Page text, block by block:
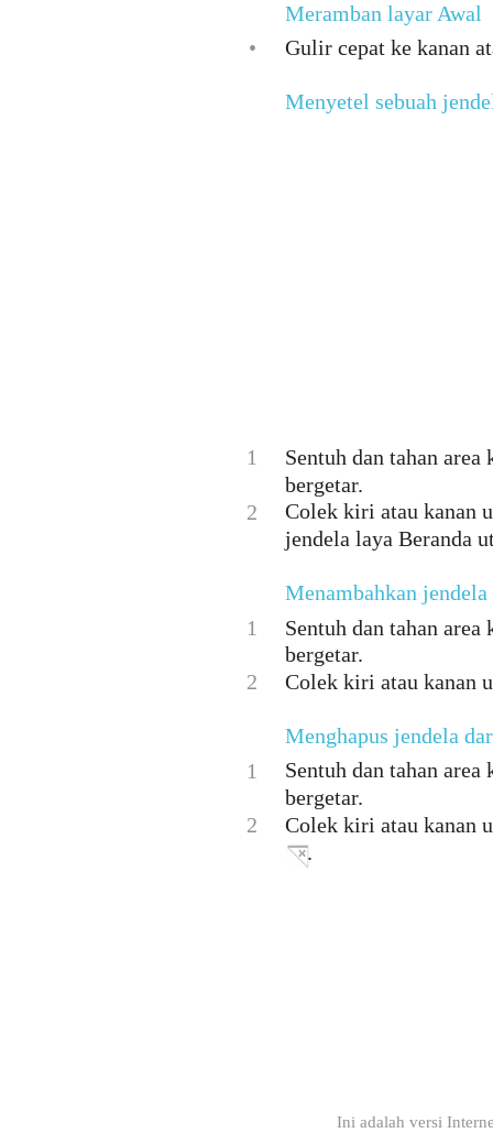
Meramban layar Awal
•
Gulir cepat ke kanan
Menyetel sebuah
1
Sentuh dan tahan
bergetar.
2
Colek kiri atau kanan
jendela laya Beranda
Menambahkan
1
Sentuh dan tahan
bergetar.
2
Colek kiri atau kanan
Menghapus jendela
1
Sentuh dan tahan
bergetar.
2
Colek kiri atau kanan
.
Ini adalah versi